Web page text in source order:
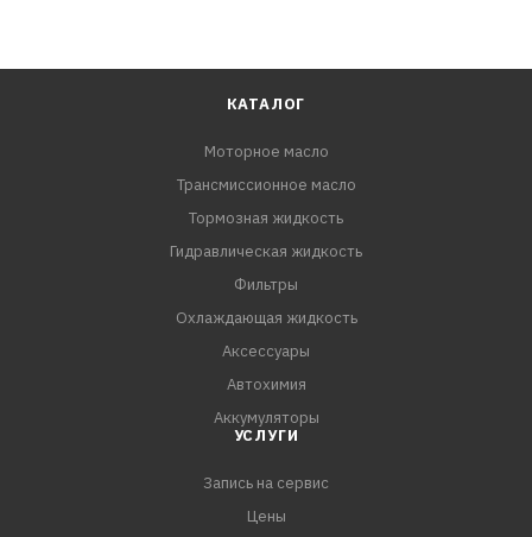
КАТАЛОГ
Моторное масло
Трансмиссионное масло
Тормозная жидкость
Гидравлическая жидкость
Фильтры
Охлаждающая жидкость
Аксессуары
Автохимия
Аккумуляторы
УСЛУГИ
Запись на сервис
Цены